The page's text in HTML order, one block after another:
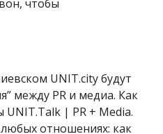
чтобы
UNIT.city будут
между PR и медиа. Как
UNIT.Talk | PR + Media.
любых отношениях: как